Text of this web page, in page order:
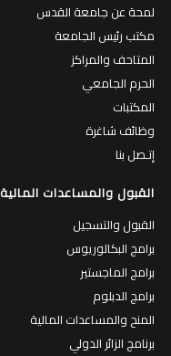
لمحة عن جامعة القدس
مكتب رئيس الجامعة
المتاحف والمراكز
الحرم الجامعي
المكتبات
وظائف شاغرة
إتـصل بنا
القبول والمساعدات المالية
القبول والتسجيل
برامج البكالوريوس
برامج الماجستير
برامج الدبلوم
المنح والمساعدات المالية
برنامج الزائر الدولي